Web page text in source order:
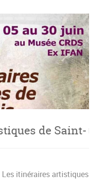
de Saint-
itinéraires artistiques